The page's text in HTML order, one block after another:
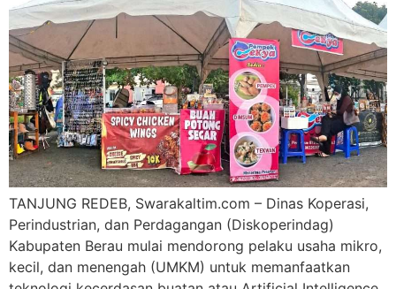
TANJUNG REDEB, Swarakaltim.com – Dinas Koperasi,
Perindustrian, dan Perdagangan (Diskoperindag)
Kabupaten Berau mulai mendorong pelaku usaha mikro,
kecil, dan menengah (UMKM) untuk memanfaatkan